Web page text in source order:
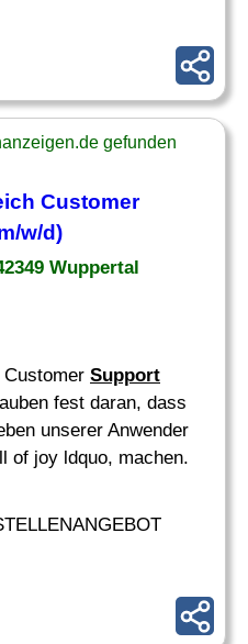
gefunden
Customer
w/d)
Wuppertal
Support
fest daran, dass
unserer Anwender
of joy ldquo, machen.